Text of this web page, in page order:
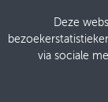
Deze
via sociale